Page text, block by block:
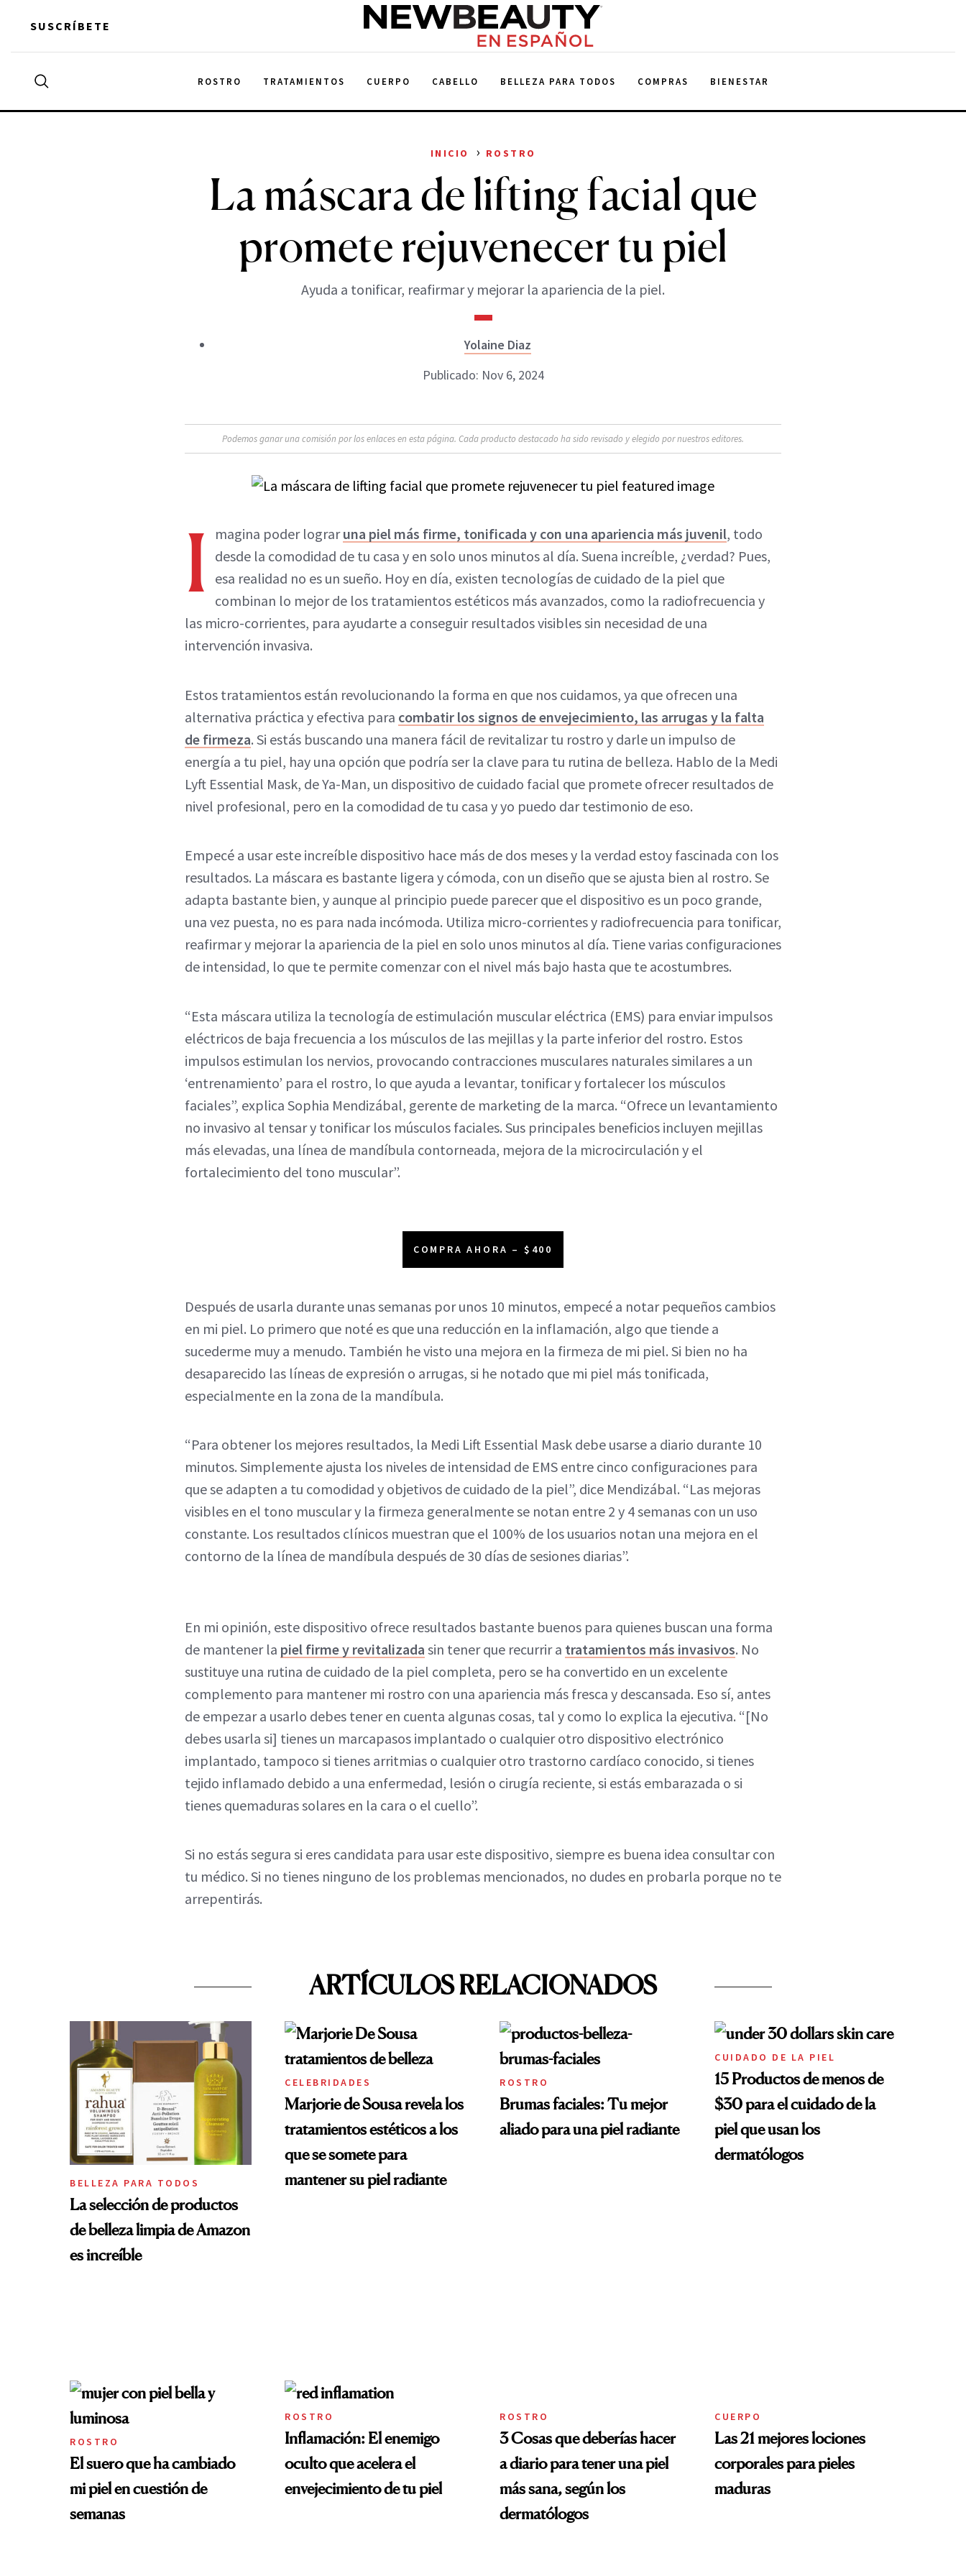
content
SUSCRÍBETE
NewBeauty
ROSTRO TRATAMIENTOS CUERPO CABELLO BELLEZA PARA TODOS COMPRAS BIENESTAR
Search
INICIO › ROSTRO
La máscara de lifting facial que
promete rejuvenecer tu piel
Ayuda a tonificar, reafirmar y mejorar la apariencia de la piel.
Yolaine Diaz
Publicado: Nov 6, 2024
Podemos ganar una comisión por los enlaces en esta página. Cada producto destacado ha sido revisado y elegido por nuestros editores.
I magina poder lograruna piel más firme, tonificada y con una apariencia más juvenil, todo
desde la comodidad de tu casa y en solo unos minutos al día. Suena increíble, ¿verdad? Pues,
esa realidad no es un sueño. Hoy en día, existen tecnologías de cuidado de la piel que
combinan lo mejor de los tratamientos estéticos más avanzados, como la radiofrecuencia y
las micro-corrientes, para ayudarte a conseguir resultados visibles sin necesidad de una
intervención invasiva.
Estos tratamientos están revolucionando la forma en que nos cuidamos, ya que ofrecen una
alternativa práctica y efectiva para combatir los signos de envejecimiento, las arrugas y la falta
de firmeza. Si estás buscando una manera fácil de revitalizar tu rostro y darle un impulso de
energía a tu piel, hay una opción que podría ser la clave para tu rutina de belleza. Hablo de la Medi
Lyft Essential Mask, de Ya-Man, un dispositivo de cuidado facial que promete ofrecer resultados de
nivel profesional, pero en la comodidad de tu casa y yo puedo dar testimonio de eso.
Empecé a usar este increíble dispositivo hace más de dos meses y la verdad estoy fascinada con los
resultados. La máscara es bastante ligera y cómoda, con un diseño que se ajusta bien al rostro. Se
adapta bastante bien, y aunque al principio puede parecer que el dispositivo es un poco grande,
una vez puesta, no es para nada incómoda. Utiliza micro-corrientes y radiofrecuencia para tonificar,
reafirmar y mejorar la apariencia de la piel en solo unos minutos al día. Tiene varias configuraciones
de intensidad, lo que te permite comenzar con el nivel más bajo hasta que te acostumbres.
“Esta máscara utiliza la tecnología de estimulación muscular eléctrica (EMS) para enviar impulsos
eléctricos de baja frecuencia a los músculos de las mejillas y la parte inferior del rostro. Estos
impulsos estimulan los nervios, provocando contracciones musculares naturales similares a un
‘entrenamiento’ para el rostro, lo que ayuda a levantar, tonificar y fortalecer los músculos
faciales”, explica Sophia Mendizábal, gerente de marketing de la marca. “Ofrece un levantamiento
no invasivo al tensar y tonificar los músculos faciales. Sus principales beneficios incluyen mejillas
más elevadas, una línea de mandíbula contorneada, mejora de la microcirculación y el
fortalecimiento del tono muscular”.
COMPRA AHORA – $400
Después de usarla durante unas semanas por unos 10 minutos, empecé a notar pequeños cambios
en mi piel. Lo primero que noté es que una reducción en la inflamación, algo que tiende a
sucederme muy a menudo. También he visto una mejora en la firmeza de mi piel. Si bien no ha
desaparecido las líneas de expresión o arrugas, si he notado que mi piel más tonificada,
especialmente en la zona de la mandíbula.
“Para obtener los mejores resultados, la Medi Lift Essential Mask debe usarse a diario durante 10
minutos. Simplemente ajusta los niveles de intensidad de EMS entre cinco configuraciones para
que se adapten a tu comodidad y objetivos de cuidado de la piel”, dice Mendizábal. “Las mejoras
visibles en el tono muscular y la firmeza generalmente se notan entre 2 y 4 semanas con un uso
constante. Los resultados clínicos muestran que el 100% de los usuarios notan una mejora en el
contorno de la línea de mandíbula después de 30 días de sesiones diarias”.
En mi opinión, este dispositivo ofrece resultados bastante buenos para quienes buscan una forma
de mantener la piel firme y revitalizada sin tener que recurrir a tratamientos más invasivos. No
sustituye una rutina de cuidado de la piel completa, pero se ha convertido en un excelente
complemento para mantener mi rostro con una apariencia más fresca y descansada. Eso sí, antes
de empezar a usarlo debes tener en cuenta algunas cosas, tal y como lo explica la ejecutiva. “[No
debes usarla si] tienes un marcapasos implantado o cualquier otro dispositivo electrónico
implantado, tampoco si tienes arritmias o cualquier otro trastorno cardíaco conocido, si tienes
tejido inflamado debido a una enfermedad, lesión o cirugía reciente, si estás embarazada o si
tienes quemaduras solares en la cara o el cuello”.
Si no estás segura si eres candidata para usar este dispositivo, siempre es buena idea consultar con
tu médico. Si no tienes ninguno de los problemas mencionados, no dudes en probarla porque no te
arrepentirás.
ARTÍCULOS RELACIONADOS
BELLEZA PARA TODOS
La selección de productos
de belleza limpia de Amazon
es increíble
CELEBRIDADES
Marjorie de Sousa revela los
tratamientos estéticos a los
que se somete para
mantener su piel radiante
ROSTRO
Brumas faciales: Tu mejor
aliado para una piel radiante
CUIDADO DE LA PIEL
15 Productos de menos de
$30 para el cuidado de la
piel que usan los
dermatólogos
ROSTRO
El suero que ha cambiado
mi piel en cuestión de
semanas
ROSTRO
Inflamación: El enemigo
oculto que acelera el
envejecimiento de tu piel
ROSTRO
3 Cosas que deberías hacer
a diario para tener una piel
más sana, según los
dermatólogos
CUERPO
Las 21 mejores lociones
corporales para pieles
maduras